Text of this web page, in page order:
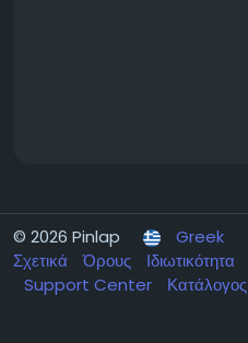
© 2026 Pinlap
Greek
Σχετικά
Όρους Ιδιωτικότητα
Support Center
Κατάλογος